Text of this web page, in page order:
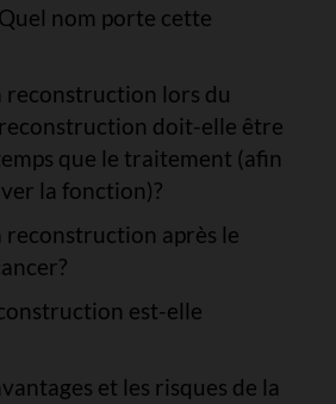
nom porte cette
reconstruction lors du
doit-elle être
que le traitement (afin
la fonction)?
reconstruction après le
est-elle
et les risques de la